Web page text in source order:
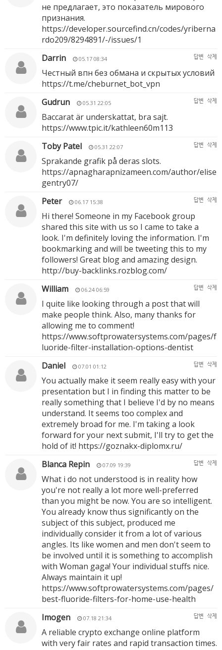
не предлагает, это показатель мирового
признания.
https://developer.sourcefind.cn/codes/yriberna
rdo209/8294891/-/issues/1
Darrin
05.17 08:34 답변 삭제
Честный впн без обмана и скрытых условий
https://t.me/cheburnet_bot_vpn
Gudrun
05.31 22:05 답변 삭제
Baccarat är underskattat, bra sajt.
https://www.tpic.it/kathleen60m113
Toby Patel
05.31 22:07 답변 삭제
Sprakande grafik på deras slots.
https://apnagharapnizameen.com/author/elise
gentry07/
Peter
06.17 15:38 답변 삭제
Hi there! Someone in my Facebook group
shared this site with us so I came to take a
look. I'm definitely loving the information. I'm
bookmarking and will be tweeting this to my
followers! Great blog and amazing design.
http://buy-backlinks.rozblog.com/
William
06.24 06:59 답변 삭제
I quite like looking through a post that will
make people think. Also, many thanks for
allowing me to comment!
https://www.softprowatersystems.com/pages/f
luoride-filter-installation-options-dentist
Daniel
07.01 01:12 답변 삭제
You actually make it seem really easy with your
presentation but I in finding this matter to be
really something that I believe I'd by no means
understand. It seems too complex and
extremely broad for me. I'm taking a look
forward for your next submit, I'll try to get the
hold of it! https://goznakx-diplomx.ru/
Blanca Repin
07.09 19:39 답변 삭제
What i do not understood is in reality how
you're not really a lot more well-preferred
than you might be now. You are so intelligent.
You already know thus significantly on the
subject of this subject, produced me
individually consider it from a lot of various
angles. Its like women and men don't seem to
be involved until it is something to accomplish
with Woman gaga! Your individual stuffs nice.
Always maintain it up!
https://www.softprowatersystems.com/pages/
best-fluoride-filters-for-home-use-health
Imogen
07.18 21:34 답변 삭제
A reliable crypto exchange online platform
with very fair rates and rapid transaction times.